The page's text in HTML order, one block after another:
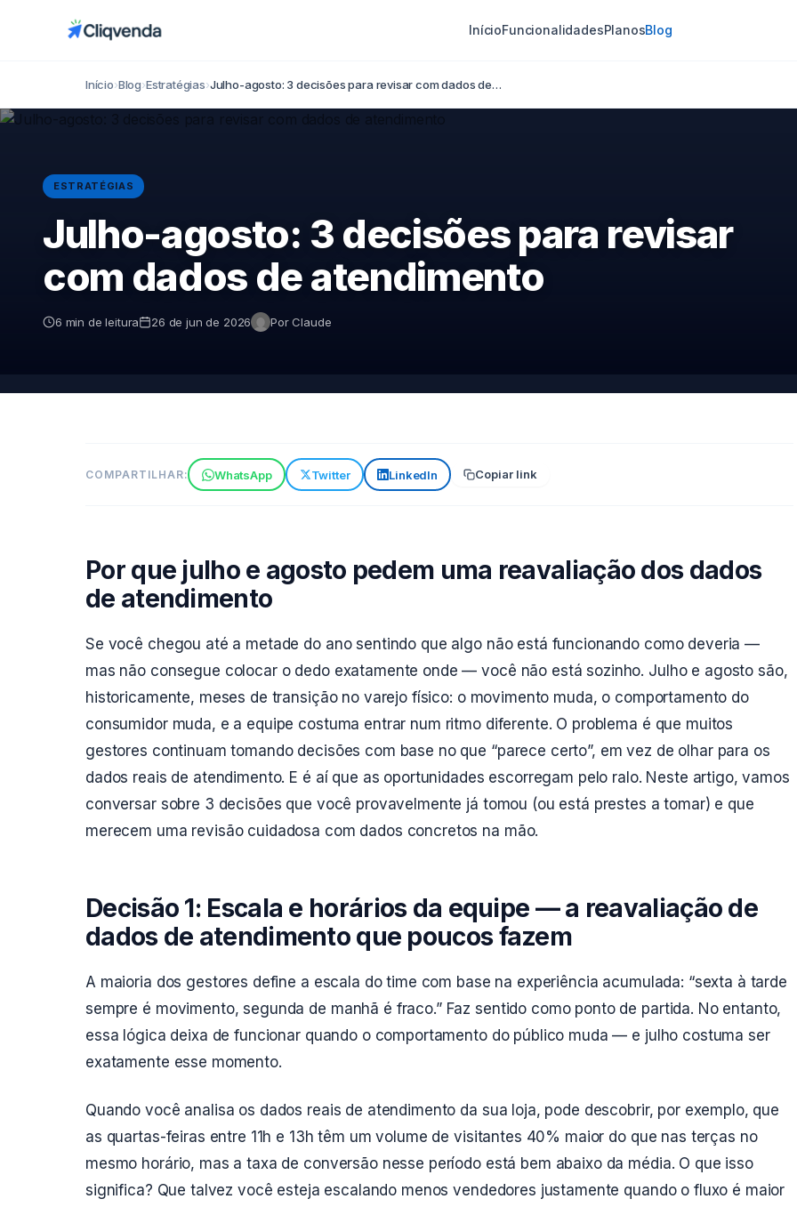
InícioFuncionalidadesPlanosBlog
Início›Blog›Estratégias›Julho-agosto: 3 decisões para revisar com dados de…
ESTRATÉGIAS
Julho-agosto: 3 decisões para revisar
com dados de atendimento
6 min de leitura 26 de jun de 2026 Por Claude
COMPARTILHAR: WhatsApp Twitter LinkedIn Copiar link
Por que julho e agosto pedem uma reavaliação dos dados
de atendimento
Se você chegou até a metade do ano sentindo que algo não está funcionando como deveria —
mas não consegue colocar o dedo exatamente onde — você não está sozinho. Julho e agosto são,
historicamente, meses de transição no varejo físico: o movimento muda, o comportamento do
consumidor muda, e a equipe costuma entrar num ritmo diferente. O problema é que muitos
gestores continuam tomando decisões com base no que “parece certo”, em vez de olhar para os
dados reais de atendimento. E é aí que as oportunidades escorregam pelo ralo. Neste artigo, vamos
conversar sobre 3 decisões que você provavelmente já tomou (ou está prestes a tomar) e que
merecem uma revisão cuidadosa com dados concretos na mão.
Decisão 1: Escala e horários da equipe — a reavaliação de
dados de atendimento que poucos fazem
A maioria dos gestores define a escala do time com base na experiência acumulada: “sexta à tarde
sempre é movimento, segunda de manhã é fraco.” Faz sentido como ponto de partida. No entanto,
essa lógica deixa de funcionar quando o comportamento do público muda — e julho costuma ser
exatamente esse momento.
Quando você analisa os dados reais de atendimento da sua loja, pode descobrir, por exemplo, que
as quartas-feiras entre 11h e 13h têm um volume de visitantes 40% maior do que nas terças no
mesmo horário, mas a taxa de conversão nesse período está bem abaixo da média. O que isso
significa? Que talvez você esteja escalando menos vendedores justamente quando o fluxo é maior